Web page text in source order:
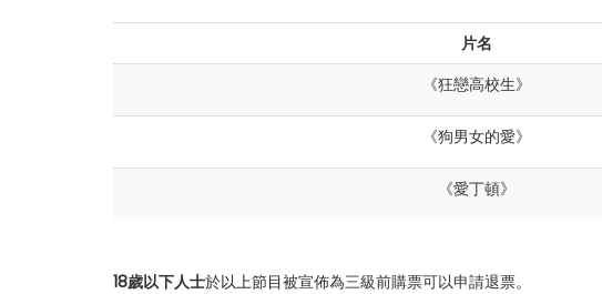
片名
《狂戀高校生》
《狗男女的愛》
《愛丁頓》
18歲以下人士於以上節目被宣佈為三級前購票可以申請退票。